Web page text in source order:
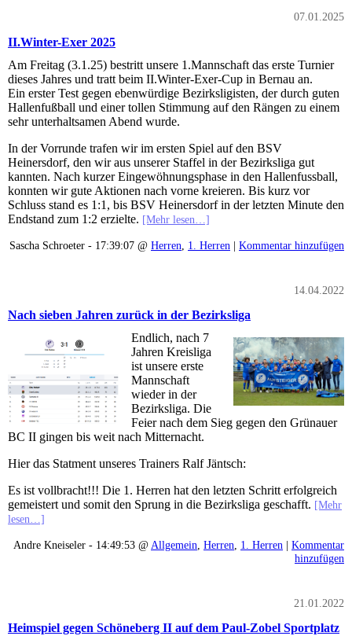
07.01.2025
II.Winter-Exer 2025
Am Freitag (3.1.25) bestritt unsere 1.Mannschaft das erste Turnier
dieses Jahres und tratt beim II.Winter-Exer-Cup in Bernau an.
Ein erster Test gegen ebenwürdige Bezirksligisten, der durch guten
Hallenfußball und einer tollen Stimmung auf den Rängen zu einem
sehr unterhaltsamen Abend wurde.
In der Vorrunde trafen wir im ersten Spiel auf den BSV
Heinersdorf, den wir aus unserer Staffel in der Bezirksliga gut
kannten. Nach kurzer Eingewöhnungsphase in den Hallenfussball,
konnten wir gute Aktionen nach vorne kreieren. Bis kurz vor
Schluss stand es 1:1, bis BSV Heinersdorf in der letzten Minute den
Endstand zum 1:2 erzielte. [Mehr lesen…]
Sascha Schroeter - 17:39:07 @ Herren 1. Herren | Kommentar hinzufügen
14.04.2022
Nach sieben Jahren zurück in der Bezirksliga
Endlich, nach 7
Jahren Kreisliga
ist unsere erste
Mannschaft
wieder in der
Bezirksliga. Die
Feier nach dem Sieg gegen den Grünauer
BC II gingen bis weit nach Mitternacht.
Hier das Statment unseres Trainers Ralf Jäntsch:
Es ist vollbracht!!! Die 1. Herren hat den letzten Schritt erfolgreich
gemeistert und somit den Sprung in die Bezirksliga geschafft. [Mehr
lesen…]
Andre Kneiseler - 14:49:53 @Allgemein, Herren, 1. Herren | Kommentar
hinzufügen
21.01.2022
Heimspiel gegen Schöneberg II auf dem Paul-Zobel Sportplatz